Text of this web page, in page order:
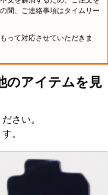
間、ご連絡事項はタイムリー
って対応させていただきま
のアイテムを見
さい。
。